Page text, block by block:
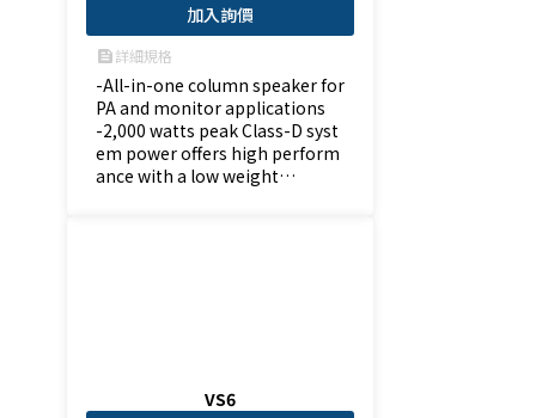
加入詢價
feed詳細規格
-All-in-one column speaker for
PA and monitor applications
-2,000 watts peak Class-D syst
em power offers high perform
ance with a low weight
VS6